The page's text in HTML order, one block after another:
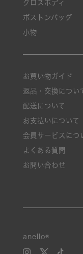
クロスボディ
ボストンバッグ
小物
お買い物ガイド
返品・交換につい
配送について
お支払いについて
会員サービスにつ
よくある質問
お問い合わせ
anello®